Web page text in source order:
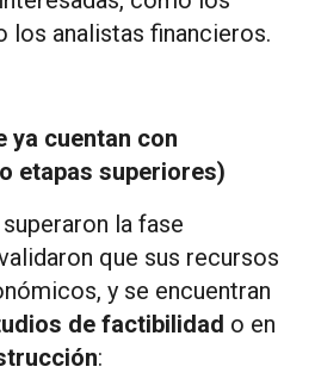
los analistas financieros.
ya cuentan con
etapas superiores)
la fase
que sus recursos
y se encuentran
de factibilidad o en
: